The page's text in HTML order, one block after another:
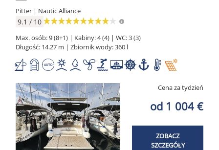
Pitter | Nautic Alliance
9.1 / 10
Max. osób: 9 (8+1) | Kabiny: 4 (4) | WC: 3 (3)
Długość: 14.27 m | Zbiornik wody: 360 l
Cena za tydzień
od 1 004 €
ZOBACZ
SZCZEGÓŁY